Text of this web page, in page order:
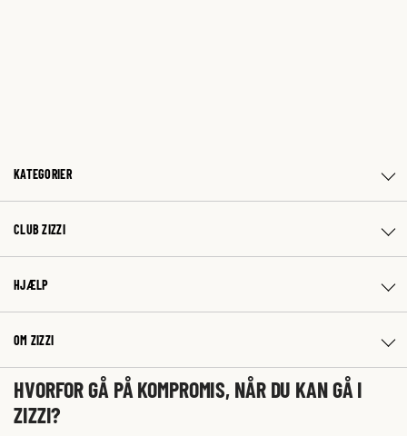
KATEGORIER
CLUB ZIZZI
HJÆLP
OM ZIZZI
HVORFOR GÅ PÅ KOMPROMIS, NÅR DU KAN GÅ I
ZIZZI?